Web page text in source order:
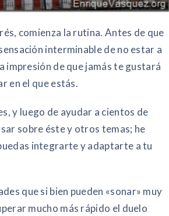
comienza la rutina. Antes de que
interminable de no estar a
impresión de que jamás te gustará
en el que estás.
y luego de ayudar a cientos de
sobre éste y otros temas; he
integrarte y adaptarte a tu
que si bien pueden «sonar» muy
mucho más rápido el duelo